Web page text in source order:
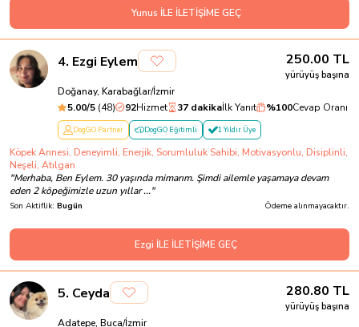
Yunus İLE İLETİŞİME GEÇ
4. Ezgi Eylem 250.00 TL
yürüyüş başına
Doğanay, Karabağlar/İzmir
5.00/5 (48) 92Hizmet 37 dakikaİlk Yanıt %100Cevap Oranı
DogGO Partner DogGO Eğitimli 1 Yıldır Üye
Köpek Annesi, Deneyimli, Enerjik, Sorumluluk Sahibi, Motivasyonlu, Disiplinli,
Neşeli, Atılgan
"Merhaba, Ben Eylem. 30 yaşında mimarım. Şimdi ailemle yaşamaya devam
eden 2 köpeğimizle uzun yıllar ..."
Son Aktiflik: Bugün Ödeme alınmayacaktır.
Ezgi İLE İLETİŞİME GEÇ
5. Ceyda 280.80 TL
yürüyüş başına
Adatepe, Buca/İzmir